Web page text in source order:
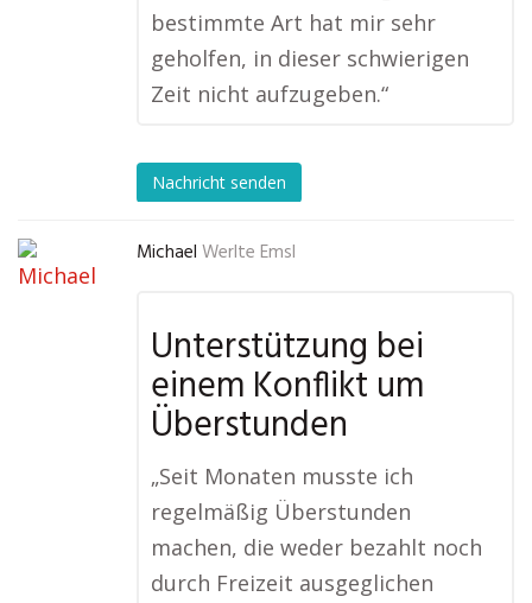
bestimmte Art hat mir sehr
geholfen, in dieser schwierigen
Zeit nicht aufzugeben.“
Nachricht senden
Michael Werlte Emsl
Unterstützung bei
einem Konflikt um
Überstunden
„Seit Monaten musste ich
regelmäßig Überstunden
machen, die weder bezahlt noch
durch Freizeit ausgeglichen